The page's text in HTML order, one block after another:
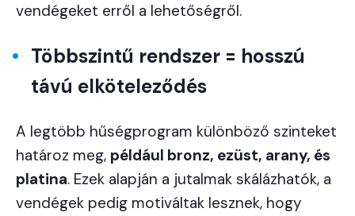
vendégeket erről a lehetőségről.
Többszintű rendszer = hosszú
távú elköteleződés
A legtöbb hűségprogram különböző szinteket
határoz meg, például bronz, ezüst, arany, és
platina. Ezek alapján a jutalmak skálázhatók, a
vendégek pedig motiváltak lesznek, hogy